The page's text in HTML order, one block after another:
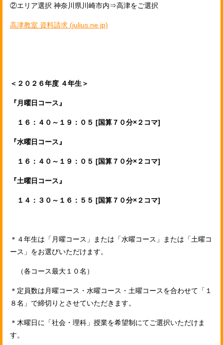
②エリア選択 神奈川県川崎市内⇒高津をご選択
高津教室 資料請求 (julius.ne.jp)
＜２０２６年度 ４年生＞
『月曜日コース』
１６：４０～１９：０５ [国算７０分×２コマ]
『水曜日コース』
１６：４０～１９：０５ [国算７０分×２コマ]
『土曜日コース』
１４：３０～１６：５５ [国算７０分×２コマ]
＊４年生は「月曜コース」または「水曜コース」または「土曜コ
ース」をお選びいただけます。
（各コース最大１０名）
＊定員数は月曜コース・水曜コース・土曜コースを合わせて「１
８名」で締切りとさせていただきます。
＊木曜日に「社会・理科」授業を希望制にてご選択いただけま
す。